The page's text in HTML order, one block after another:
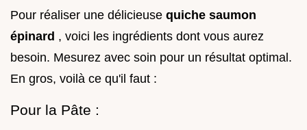
Pour réaliser une délicieuse quiche saumon
épinard , voici les ingrédients dont vous aurez
besoin. Mesurez avec soin pour un résultat optimal.
En gros, voilà ce qu'il faut :
Pour la Pâte :